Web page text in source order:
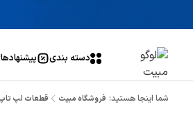
دسته بندی
شما اینجا هستید: فروشگاه مبیت قطعات لپ تاپ